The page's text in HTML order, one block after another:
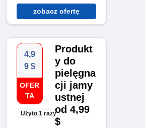
zobacz ofertę
4,9
9 $
OFER
TA
Użyto 1 razy
Produkt
y do
pielęgna
cji jamy
ustnej
od 4,99
$